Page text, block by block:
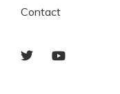
Contact